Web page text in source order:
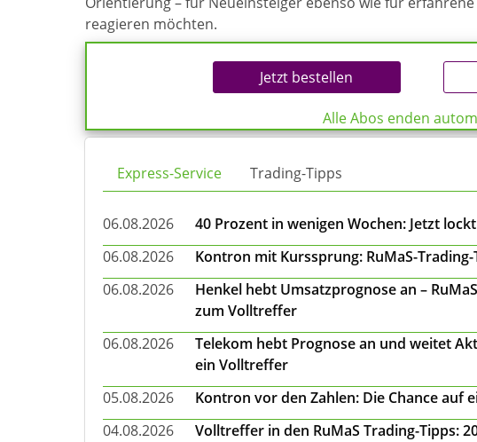
reagieren möchten.
Jetzt bestellen
Alle Abos enden
Express-Service Trading-Tipps
06.08.2026
40 Prozent in wenigen Wochen: Jetzt
06.08.2026
Kontron mit Kurssprung: RuMaS-
06.08.2026
Henkel hebt Umsatzprognose an –
zum Volltreffer
06.08.2026
Telekom hebt Prognose an und weitet
ein Volltreffer
05.08.2026
Kontron vor den Zahlen: Die Chance auf
04.08.2026
Volltreffer in den RuMaS Trading-Tipps: